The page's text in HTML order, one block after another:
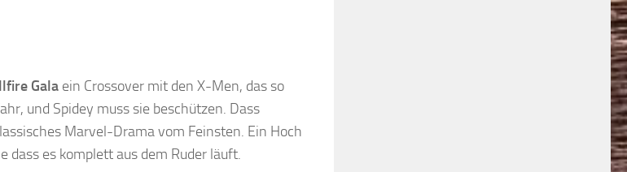
Gala ein Crossover mit den X-Men, das so
und Spidey muss sie beschützen. Dass
Marvel-Drama vom Feinsten. Ein Hoch
dass es komplett aus dem Ruder läuft.